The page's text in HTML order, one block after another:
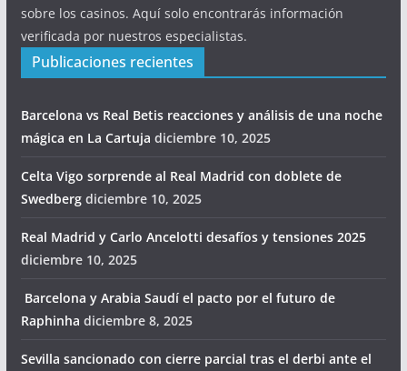
sobre los casinos. Aquí solo encontrarás información
verificada por nuestros especialistas.
Publicaciones recientes
Barcelona vs Real Betis reacciones y análisis de una noche
mágica en La Cartuja diciembre 10, 2025
Celta Vigo sorprende al Real Madrid con doblete de
Swedberg diciembre 10, 2025
Real Madrid y Carlo Ancelotti desafíos y tensiones 2025
diciembre 10, 2025
Barcelona y Arabia Saudí el pacto por el futuro de
Raphinha diciembre 8, 2025
Sevilla sancionado con cierre parcial tras el derbi ante el